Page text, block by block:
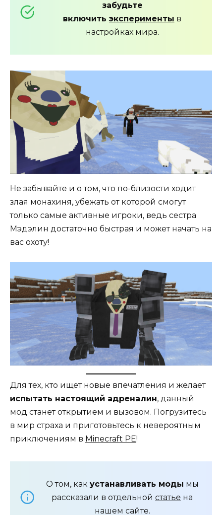
забудьте
включить эксперименты в
настройках мира.
Не забывайте и о том, что по-близости ходит
злая монахиня, убежать от которой смогут
только самые активные игроки, ведь сестра
Мэдэлин достаточно быстрая и может начать на
вас охоту!
Для тех, кто ищет новые впечатления и желает
испытать настоящий адреналин, данный
мод станет открытием и вызовом. Погрузитесь
в мир страха и приготовьтесь к невероятным
приключениям в Minecraft PE!
О том, как устанавливать моды мы
рассказали в отдельной статье на
нашем сайте.